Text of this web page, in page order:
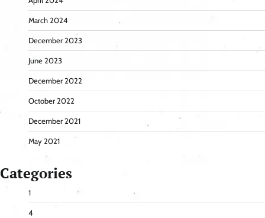
March 2024
December 2023
June 2023
December 2022
October 2022
December 2021
May 2021
Categories
1
4